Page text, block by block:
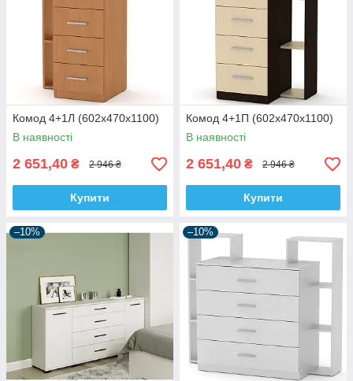
Комод 4+1Л (602х470х1100)
В наявності
2 651,40 ₴ 2 946 ₴
Купити
Комод 4+1П (602х470х1100)
В наявності
2 651,40 ₴ 2 946 ₴
Купити
–10% –10%